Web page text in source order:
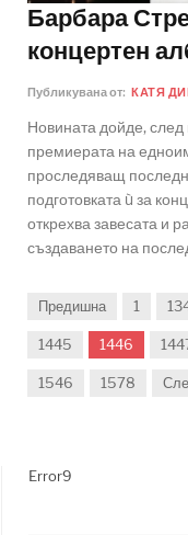
Барбара
концертен
Публикувана от: КАТЯ
Новината дойде,
премиерата на
проследяващ
подготовката ù за
открехва завесата и
създаването на
Предишна 1
1445 1446
1546 1578
Error9